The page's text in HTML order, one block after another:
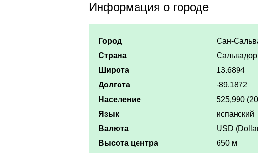
Информация о городе
Город
Сан-
Страна
Сальвадор
Широта
13.6894
Долгота
-89.1872
Население
525,990
Язык
испанский
Валюта
USD
Высота центра
650 м